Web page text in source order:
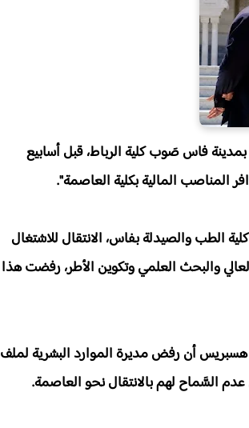
فاس صَوب كلية الرباط، قبل أسابيع
المناصب المالية بكلية العاصمة".
الطب والصيدلة بفاس، الانتقال للاشتغال
والبحث العلمي وتكوين الأطر، رفضت هذا
أن رفض مديرة الموارد البشرية لملف
عدم السَّماح لهم بالانتقال نحو العاصمة.